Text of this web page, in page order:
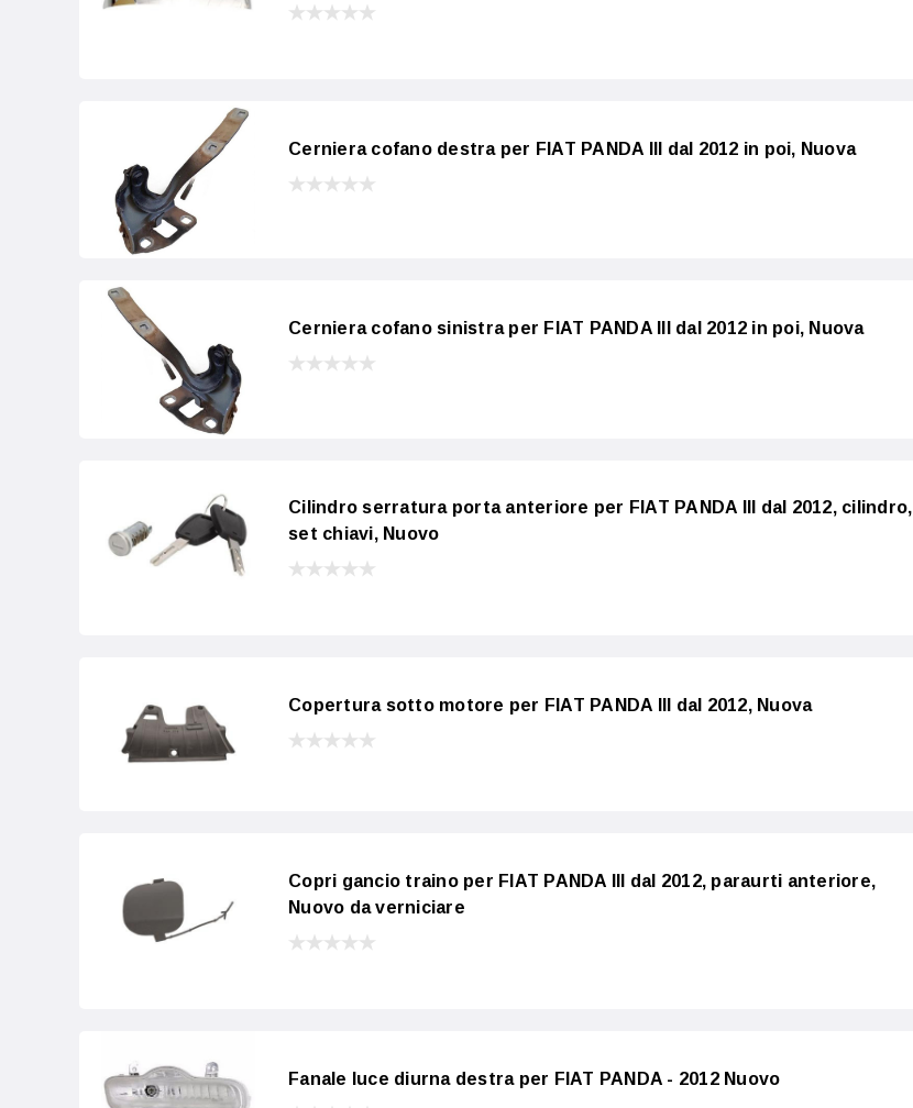
Cerniera cofano destra per FIAT PANDA III dal 2012 in poi, Nuova
Cerniera cofano sinistra per FIAT PANDA III dal 2012 in poi, Nuova
Cilindro serratura porta anteriore per FIAT PANDA III dal 2012, cilindro,
set chiavi, Nuovo
Copertura sotto motore per FIAT PANDA III dal 2012, Nuova
Copri gancio traino per FIAT PANDA III dal 2012, paraurti anteriore,
Nuovo da verniciare
Fanale luce diurna destra per FIAT PANDA - 2012 Nuovo